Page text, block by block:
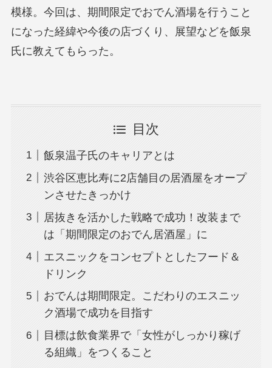
模様。今回は、期間限定でおでん酒場を行うこと
になった経緯や今後の店づくり、展望などを飯泉
氏に教えてもらった。
目次
飯泉温子氏のキャリアとは
渋谷区恵比寿に2店舗目の居酒屋をオープ
ンさせたきっかけ
居抜きを活かした戦略で成功！改装まで
は「期間限定のおでん居酒屋」に
エスニックをコンセプトとしたフード＆
ドリンク
おでんは期間限定。こだわりのエスニッ
ク酒場で成功を目指す
目標は飲食業界で「女性がしっかり稼げ
る組織」をつくること